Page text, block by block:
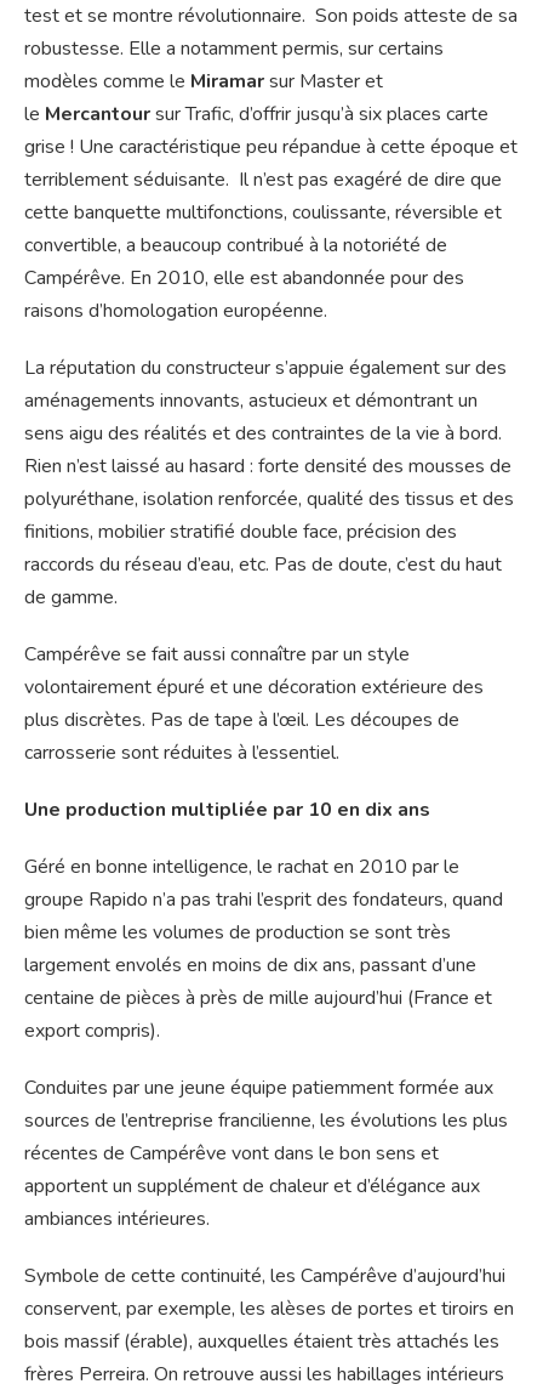
test et se montre révolutionnaire. Son poids atteste de sa
robustesse. Elle a notamment permis, sur certains
modèles comme le Miramarsur Master et
le Mercantoursur Trafic, d’offrir jusqu’à six places carte
grise ! Une caractéristique peu répandue à cette époque et
terriblement séduisante. Il n’est pas exagéré de dire que
cette banquette multifonctions, coulissante, réversible et
convertible, a beaucoup contribué à la notoriété de
Campérêve. En 2010, elle est abandonnée pour des
raisons d’homologation européenne.
La réputation du constructeur s’appuie également sur des
aménagements innovants, astucieux et démontrant un
sens aigu des réalités et des contraintes de la vie à bord.
Rien n’est laissé au hasard : forte densité des mousses de
polyuréthane, isolation renforcée, qualité des tissus et des
finitions, mobilier stratifié double face, précision des
raccords du réseau d’eau, etc. Pas de doute, c’est du haut
de gamme.
Campérêve se fait aussi connaître par un style
volontairement épuré et une décoration extérieure des
plus discrètes. Pas de tape à l’œil. Les découpes de
carrosserie sont réduites à l’essentiel.
Une production multipliée par 10 en dix ans
Géré en bonne intelligence, le rachat en 2010 par le
groupe Rapido n’a pas trahi l’esprit des fondateurs, quand
bien même les volumes de production se sont très
largement envolés en moins de dix ans, passant d’une
centaine de pièces à près de mille aujourd’hui (France et
export compris).
Conduites par une jeune équipe patiemment formée aux
sources de l’entreprise francilienne, les évolutions les plus
récentes de Campérêve vont dans le bon sens et
apportent un supplément de chaleur et d’élégance aux
ambiances intérieures.
Symbole de cette continuité, les Campérêve d’aujourd’hui
conservent, par exemple, les alèses de portes et tiroirs en
bois massif (érable), auxquelles étaient très attachés les
frères Perreira. On retrouve aussi les habillages intérieurs